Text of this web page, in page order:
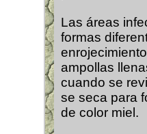
Las áreas
formas
ampollas
cuando se
se seca para
de color miel.